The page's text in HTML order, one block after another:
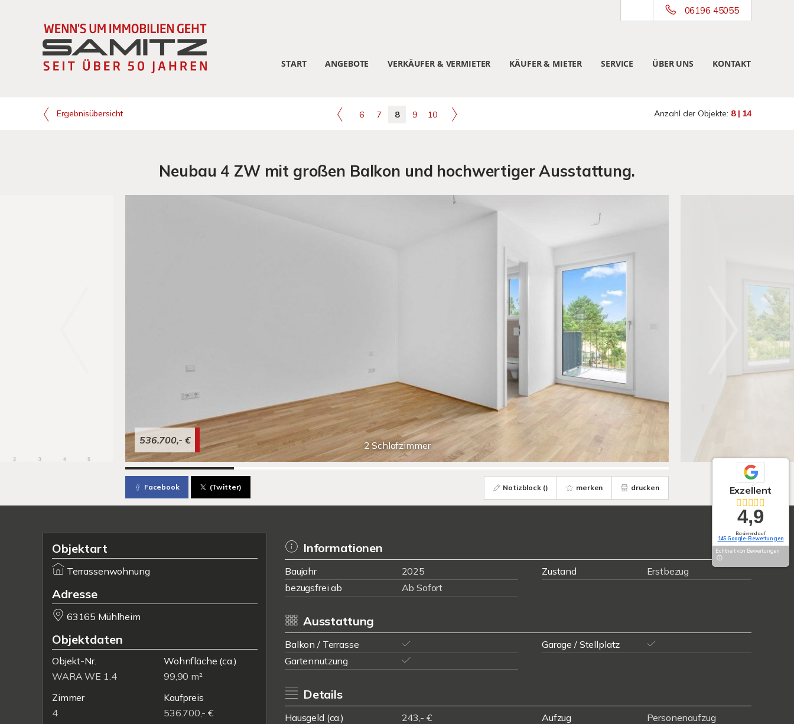
06196 45055
START ANGEBOTE VERKÄUFER & VERMIETER KÄUFER & MIETER SERVICE ÜBER UNS KONTAKT
Ergebnisübersicht 6 7 8 9 10 Anzahl der Objekte: 8 | 14
Neubau 4 ZW mit großen Balkon und hochwertiger Ausstattung.
2 Schlafzimmer
536.700,- €
Facebook (Twitter) Notizblock () merken drucken
Objektart
Terrassenwohnung
Adresse
63165 Mühlheim
Objektdaten
Objekt-Nr.
WARA WE 1.4
Wohnfläche (ca.)
99,90 m²
Zimmer
4
Kaufpreis
536.700,- €
Informationen
Baujahr 2025 Zustand
Erstbezug
bezugsfrei ab
Ab Sofort
Ausstattung
Balkon / Terrasse
Garage / Stellplatz
Gartennutzung
Details
Hausgeld (ca.) 243,- € Aufzug
Personenaufzug
Exzellent
4,9
Basierend auf
145 Google-Bewertungen
Echtheit von Bewertungen